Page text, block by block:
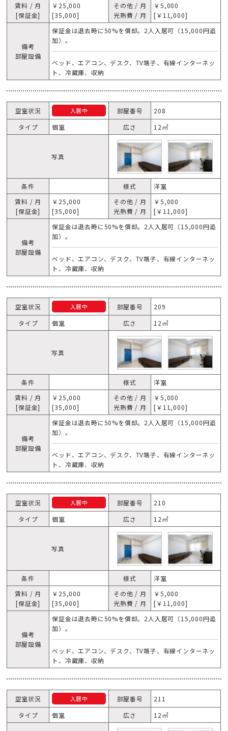
賃料 / 月
[保証金]
￥25,000
[35,000]
その他 / 月
光熱費 / 月
￥5,000
[￥11,000]
備考
部屋設備
保証金は退去時に50%を償却。2人入居可（15,000円追
加）。
ベッド、エアコン、デスク、TV端子、有線インターネッ
ト、冷蔵庫、収納
空室状況 入居中 部屋番号
208
タイプ
個室 広さ 12㎡
写真
条件 様式
洋室
賃料 / 月
[保証金]
￥25,000
[35,000]
その他 / 月
光熱費 / 月
￥5,000
[￥11,000]
備考
部屋設備
保証金は退去時に50%を償却。2人入居可（15,000円追
加）。
ベッド、エアコン、デスク、TV端子、有線インターネッ
ト、冷蔵庫、収納
空室状況 入居中 部屋番号
209
タイプ
個室 広さ 12㎡
写真
条件 様式
洋室
賃料 / 月
[保証金]
￥25,000
[35,000]
その他 / 月
光熱費 / 月
￥5,000
[￥11,000]
備考
部屋設備
保証金は退去時に50%を償却。2人入居可（15,000円追
加）。
ベッド、エアコン、デスク、TV端子、有線インターネッ
ト、冷蔵庫、収納
空室状況 入居中 部屋番号
210
タイプ
個室 広さ 12㎡
写真
条件 様式
洋室
賃料 / 月
[保証金]
￥25,000
[35,000]
その他 / 月
光熱費 / 月
￥5,000
[￥11,000]
備考
部屋設備
保証金は退去時に50%を償却。2人入居可（15,000円追
加）。
ベッド、エアコン、デスク、TV端子、有線インターネッ
ト、冷蔵庫、収納
空室状況 入居中 部屋番号
211
タイプ
個室 広さ 12㎡